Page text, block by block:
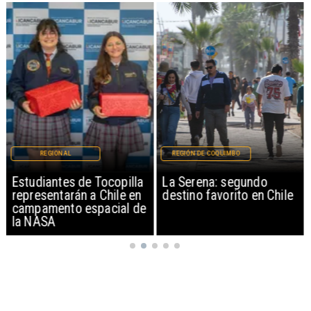
Estudiantes de Tocopilla
representarán a Chile en
campamento espacial de
la NASA
REGIONAL
La Serena: segundo
destino favorito en Chile
REGIÓN DE COQUIMBO